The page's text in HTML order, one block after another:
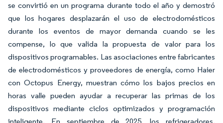
se convirtió en un programa durante todo el año y demostró
que los hogares desplazarán el uso de electrodomésticos
durante los eventos de mayor demanda cuando se les
compense, lo que valida la propuesta de valor para los
dispositivos programables. Las asociaciones entre fabricantes
de electrodomésticos y proveedores de energía, como Haier
con Octopus Energy, muestran cómo los bajos precios en
horas valle pueden ayudar a recuperar las primas de los
dispositivos mediante ciclos optimizados y programación